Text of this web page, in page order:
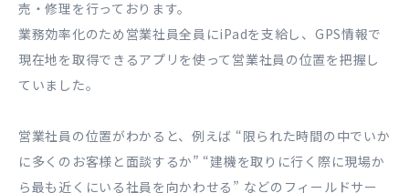
売・修理を行っております。
業務効率化のため営業社員全員にiPadを支給し、GPS情報で
現在地を取得できるアプリを使って営業社員の位置を把握し
ていました。
営業社員の位置がわかると、例えば “限られた時間の中でいか
に多くのお客様と面談するか” “建機を取りに行く際に現場か
ら最も近くにいる社員を向かわせる” などのフィールドサー